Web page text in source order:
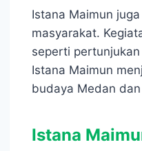
Istana Maimun
masyarakat.
seperti
Istana Maimun
budaya Medan
Istana